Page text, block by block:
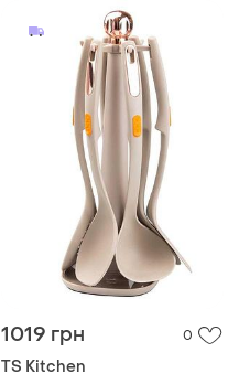
1019 грн 0
TS Kitchen